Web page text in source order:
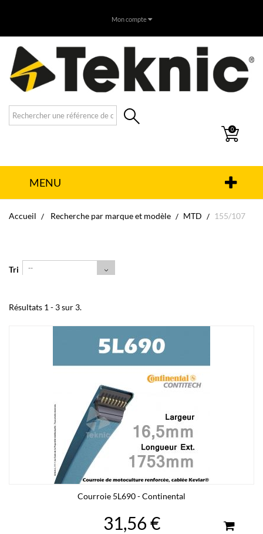
Mon compte
0
MENU
Accueil Recherche par marque et modèle MTD 155/107
Tri --
Résultats 1 - 3 sur 3.
Courroie 5L690 - Continental
31,56 €